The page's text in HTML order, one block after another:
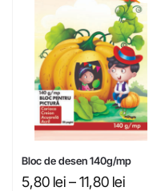
Bloc de desen 140g/mp
5,80 lei–11,80 lei